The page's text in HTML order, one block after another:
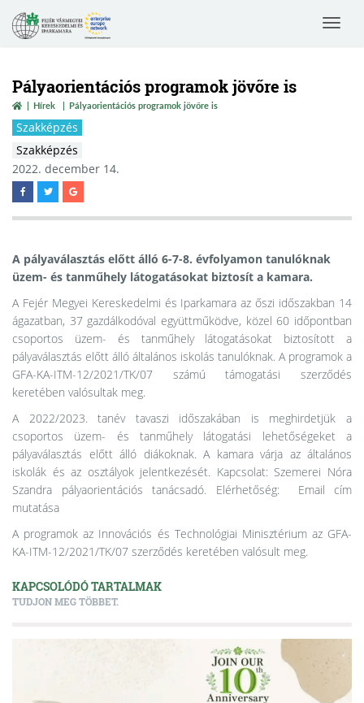
Toggle
Pályaorientációs programok jövőre is
Hírek Pályaorientációs programok jövőre is
Szakképzés
Szakképzés
2022. december 14.
A pályaválasztás előtt álló 6-7-8. évfolyamon tanulóknak
üzem- és tanműhely látogatásokat biztosít a kamara.
A Fejér Megyei Kereskedelmi és Iparkamara az őszi időszakban 14
ágazatban, 37 gazdálkodóval együttműködve, közel 60 időpontban
csoportos üzem- és tanműhely látogatásokat biztosított a
pályaválasztás előtt álló általános iskolás tanulóknak. A programok a
GFA-KA-ITM-12/2021/TK/07 számú támogatási szerződés
keretében valósultak meg.
A 2022/2023. tanév tavaszi időszakában is meghirdetjük a
csoportos üzem- és tanműhely látogatási lehetőségeket a
pályaválasztás előtt álló diákoknak. A kamara várja az általános
iskolák és az osztályok jelentkezését. Kapcsolat: Szemerei Nóra
Szandra pályaorientációs tanácsadó. Elérhetőség: Email cím
mutatása
A programok az Innovációs és Technológiai Minisztérium az GFA-
KA-ITM-12/2021/TK/07 szerződés keretében valósult meg.
KAPCSOLÓDÓ TARTALMAK
TUDJON MEG TÖBBET.